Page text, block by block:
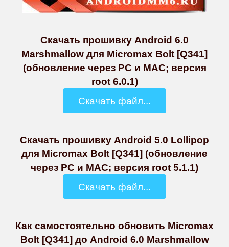
Скачать прошивку Android 6.0
Marshmallow для Micromax Bolt [Q341]
(обновление через PC и MAC; версия
root 6.0.1)
Скачать файл...
Скачать прошивку Android 5.0 Lollipop
для Micromax Bolt [Q341] (обновление
через PC и MAC; версия root 5.1.1)
Скачать файл...
Как самостоятельно обновить Micromax
Bolt [Q341] до Android 6.0 Marshmallow